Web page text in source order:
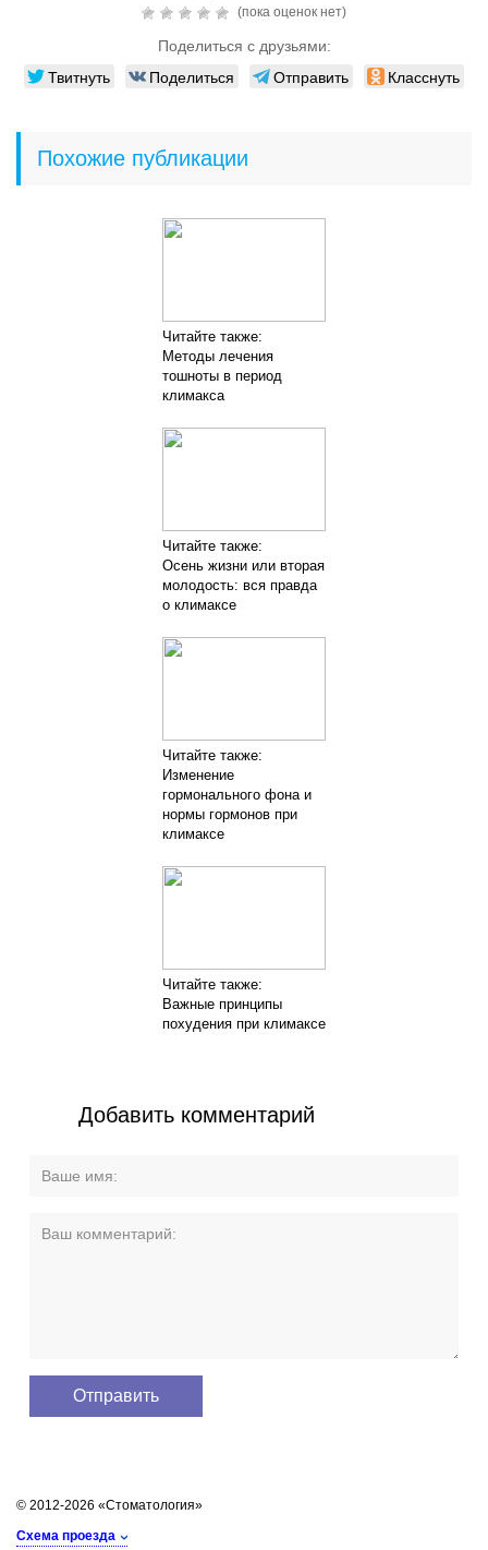
(пока оценок нет)
Поделиться с друзьями:
Твитнуть Поделиться Отправить Класснуть
Похожие публикации
Читайте также:
Методы лечения
тошноты в период
климакса
Читайте также:
Осень жизни или вторая
молодость: вся правда
о климаксе
Читайте также:
Изменение
гормонального фона и
нормы гормонов при
климаксе
Читайте также:
Важные принципы
похудения при климаксе
Добавить комментарий
© 2012-2026 «Стоматология»
Схема проезда